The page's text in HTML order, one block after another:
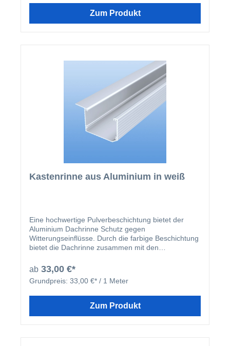
Zum Produkt
Kastenrinne aus Aluminium in weiß
Eine hochwertige Pulverbeschichtung bietet der
Aluminium Dachrinne Schutz gegen
Witterungseinflüsse. Durch die farbige Beschichtung
bietet die Dachrinne zusammen mit den
homogenes Gesamtbild.
ab 33,00 €*
Grundpreis: 33,00 €* / 1 Meter
Zum Produkt